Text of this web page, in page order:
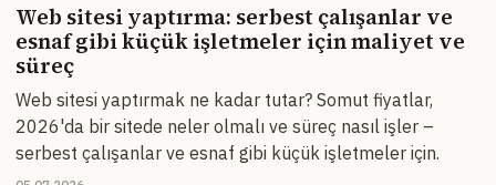
Web sitesi yaptırma: serbest çalışanlar ve
esnaf gibi küçük işletmeler için maliyet ve
süreç
Web sitesi yaptırmak ne kadar tutar? Somut fiyatlar,
2026'da bir sitede neler olmalı ve süreç nasıl işler –
serbest çalışanlar ve esnaf gibi küçük işletmeler için.